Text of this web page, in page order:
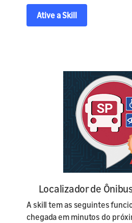
Ative a Skill
Localizador de
A skill tem as seguintes
chegada em minutos do